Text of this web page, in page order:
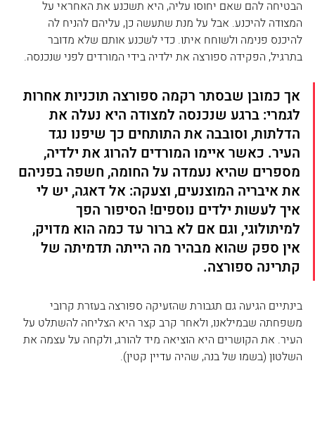
הבטיחה להם שאם יחוסו עליה, היא תשכנע את האחראי על
המצודה להיכנע. אבל על מנת שתעשה כן, עליהם להניח לה
להיכנס פנימה ולשוחח איתו. כדי לשכנע אותם שלא מדובר
בתרגיל, הפקידה ספורצה את ילדיה בידי המורדים לפני שנכנסה.
אך כמובן שבסתר רקמה ספורצה תוכניות אחרות
לגמרי: ברגע שנכנסה למצודה היא נעלה את
הדלתות, וסובבה את התותחים כך שיפנו נגד
העיר. כאשר איימו המורדים להרוג את ילדיה,
מספרים שהיא נעמדה על החומה, חשפה בפניהם
את איבריה המוצנעים, וצעקה: אל דאגה, יש לי
איך לעשות ילדים נוספים! הסיפור הפך
למיתולוגי, וגם אם לא ברור עד כמה הוא מדויק,
אין ספק שהוא מבהיר מה הייתה תדמיתה של
קתרינה ספורצה.
בינתיים הגיעה גם תגבורת שהזעיקה ספורצה בעזרת קרובי
משפחתה שבמילאנו, ולאחר קרב קצר היא הצליחה להשתלט על
העיר. את הקושרים היא הוציאה מיד להורג, ולקחה על עצמה את
השלטון (בשמו של בנה, שהיה עדיין קטין).